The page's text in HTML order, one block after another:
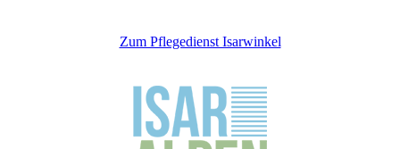
Zum Pflegedienst Isarwinkel